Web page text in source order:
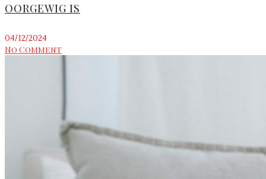
OORGEWIG IS
04/12/2024
No Comment